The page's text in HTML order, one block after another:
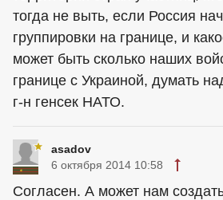
тогда не выть, если Россия
группировки на границе, и
может быть сколько наших
границе с Украиной, думать
г-н генсек НАТО.
asadov
6 октября 2014 10:58
Согласен. А может нам